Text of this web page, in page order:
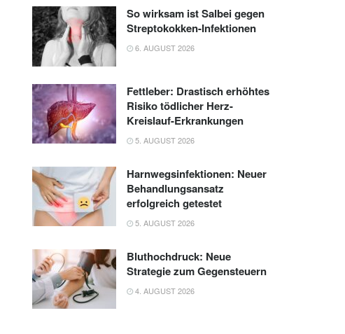
So wirksam ist Salbei gegen
Streptokokken-Infektionen
6. AUGUST 2026
Fettleber: Drastisch erhöhtes
Risiko tödlicher Herz-
Kreislauf-Erkrankungen
5. AUGUST 2026
Harnwegsinfektionen: Neuer
Behandlungsansatz
erfolgreich getestet
5. AUGUST 2026
Bluthochdruck: Neue
Strategie zum Gegensteuern
4. AUGUST 2026